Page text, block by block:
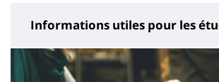
Informations utiles pour les